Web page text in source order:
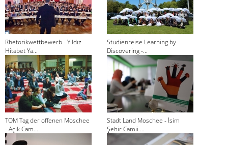
Rhetorikwettbewerb - Yıldız
Hitabet Ya...
Studienreise Learning by
Discovering -...
TOM Tag der offenen Moschee
- Açık Cam...
Stadt Land Moschee - İsim
Şehir Camii ...